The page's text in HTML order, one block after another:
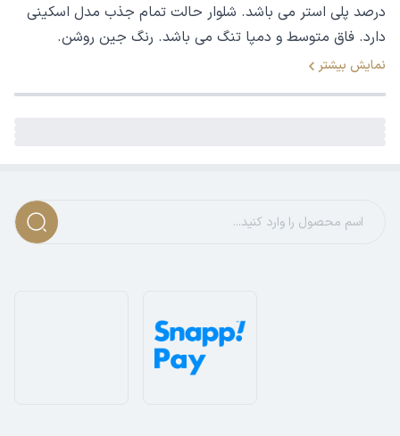
درصد پلی استر می باشد. شلوار حالت تمام جذب مدل اسکینی
دارد. فاق متوسط و دمپا تنگ می باشد. رنگ جین روشن.
نمایش بیشتر